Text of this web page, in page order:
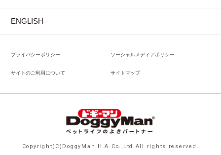
ENGLISH
プライバシーポリシー ソーシャルメディアポリシー
サイトのご利用について サイトマップ
Copyright(C)DoggyMan H.A.Co.,Ltd.All rights reserved.